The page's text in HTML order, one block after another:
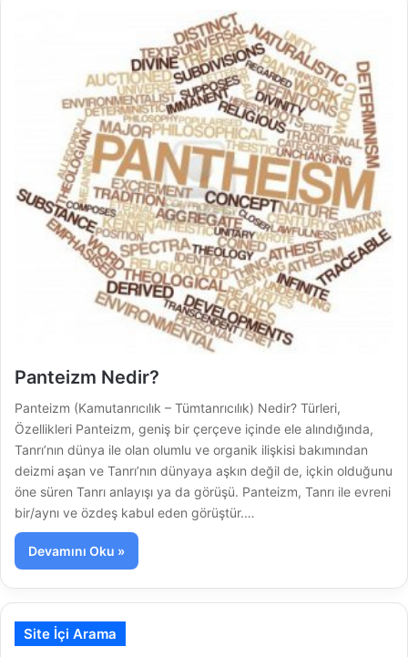
Panteizm Nedir?
Panteizm (Kamutanrıcılık – Tümtanrıcılık) Nedir? Türleri,
Özellikleri Panteizm, geniş bir çerçeve içinde ele alındığında,
Tanrı’nın dünya ile olan olumlu ve organik ilişkisi bakımından
deiz­mi aşan ve Tanrı’nın dünyaya aşkın değil de, içkin olduğunu
öne süren Tanrı anlayışı ya da görüşü. Panteizm, Tanrı ile evreni
bir/aynı ve özdeş kabul eden görüştür.…
Devamını Oku »
Site İçi Arama